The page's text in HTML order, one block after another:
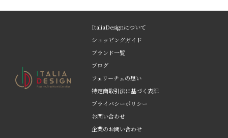
ItaliaDesignについて
ショッピングガイド
ブランド一覧
ブログ
フェリーチェの想い
特定商取引法に基づく表記
プライバシーポリシー
お問い合わせ
企業のお問い合わせ